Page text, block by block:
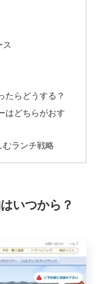
たらどうする？
はどちらがおす
むランチ戦略
いつから？